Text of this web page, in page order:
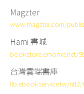
Magzter
www.magzter.com/
Hami 書城
bookstore.emome.net/
台灣雲端書庫
lib.ebookservice.tw/ntl2/